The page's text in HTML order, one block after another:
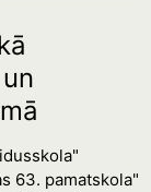
63. pamatskola"